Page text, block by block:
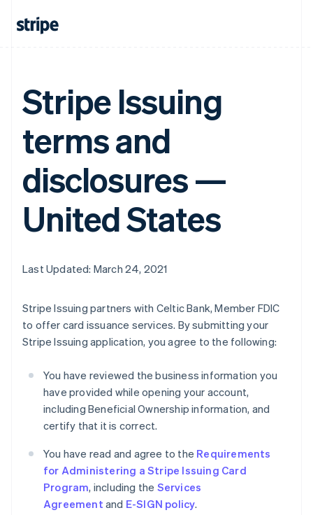
Stripe Issuing
terms and
disclosures —
United States
Last Updated: March 24, 2021
Stripe Issuing partners with Celtic Bank, Member FDIC
to offer card issuance services. By submitting your
Stripe Issuing application, you agree to the following:
You have reviewed the business information you
have provided while opening your account,
including Beneficial Ownership information, and
certify that it is correct.
You have read and agree to the Requirements
for Administering a Stripe Issuing Card
Program, including the Services
Agreement and E-SIGN policy.
English
Bulgarien
English
English
Deutschland
Deutsch English
Estland
English
Festlandchina
简体中文 English
Frankreich
English
Griechenland
Irland
English
Italien
ItalianoEnglish
日本語English
Kanada
Kroatien
EnglishItaliano